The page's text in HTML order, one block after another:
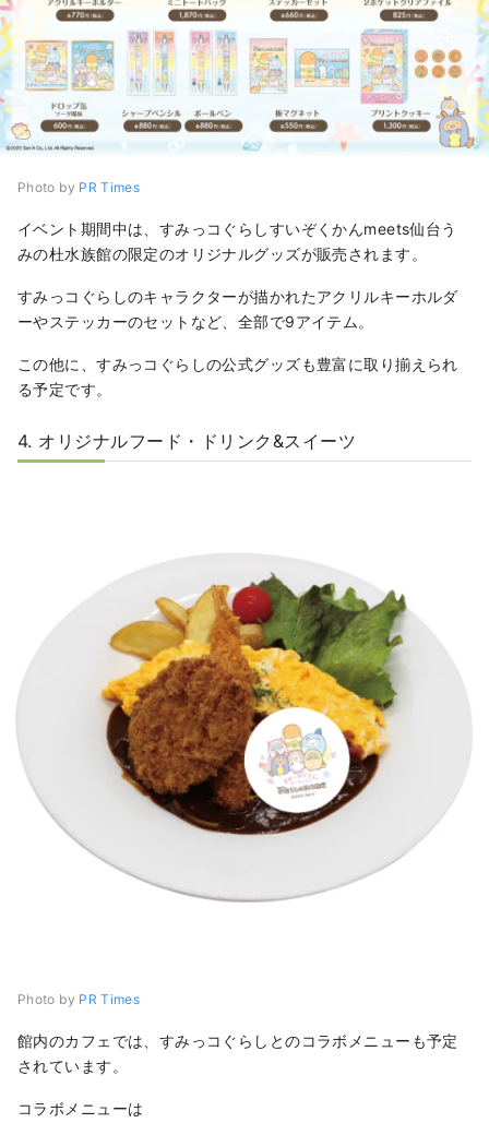
Photo by PR Times
イベント期間中は、すみっコぐらしすいぞくかんmeets仙台う
みの杜水族館の限定のオリジナルグッズが販売されます。
すみっコぐらしのキャラクターが描かれたアクリルキーホルダ
ーやステッカーのセットなど、全部で9アイテム。
この他に、すみっコぐらしの公式グッズも豊富に取り揃えられ
る予定です。
4. オリジナルフード・ドリンク&スイーツ
Photo by PR Times
館内のカフェでは、すみっコぐらしとのコラボメニューも予定
されています。
コラボメニューは